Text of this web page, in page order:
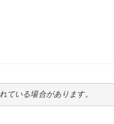
ている場合があります。